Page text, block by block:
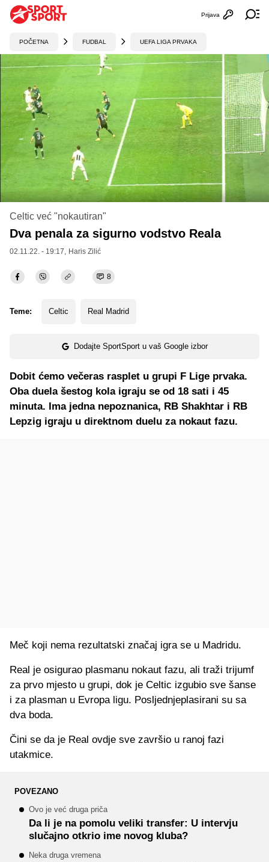
Otvori
Prijava
POČETNA FUDBAL UEFA LIGA PRVAKA
Celtic već "nokautiran"
Dva penala za sigurno vodstvo Reala
02.11.22. - 19:17, Haris Zilić
8
Teme: Celtic Real Madrid
Dodajte SportSport u vaš Google izbor
Dobit ćemo večeras rasplet u grupi F Lige prvaka.
Oba duela šestog kola igraju se od 18 sati i 45
minuta. Ima jedna nepoznanica, RB Shakhtar i RB
Lepzig igraju u direktnom duelu za nokaut fazu.
Meč koji nema rezultatski značaj igra se u Madridu.
Real je osigurao plasmanu nokaut fazu, ali traži trijumf
za prvo mjesto u grupi, dok je Celtic izgubio sve šanse
i za plasman u Evropa ligu. Posljednjeplasirani su sa
dva boda.
Čini se da je Real ovdje sve završio u ranoj fazi
utakmice.
POVEZANO
Ovo je već druga priča
Da li je na pomolu veliki transfer: U intervju
slučajno otkrio ime novog kluba?
Neka druga vremena